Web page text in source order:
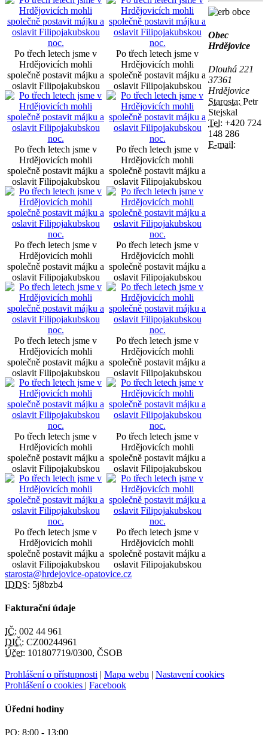
Po třech letech jsme v
Hrdějovicích mohli
společně postavit májku a
oslavit Filipojakubskou
noc.
Po třech letech jsme v
Hrdějovicích mohli
společně postavit májku a
oslavit Filipojakubskou
noc.
Po třech letech jsme v
Hrdějovicích mohli
společně postavit májku a
oslavit Filipojakubskou
noc.
Po třech letech jsme v
Hrdějovicích mohli
společně postavit májku a
oslavit Filipojakubskou
noc.
Po třech letech jsme v
Hrdějovicích mohli
společně postavit májku a
oslavit Filipojakubskou
noc.
Po třech letech jsme v
Hrdějovicích mohli
společně postavit májku a
oslavit Filipojakubskou
noc.
Po třech letech jsme v
Hrdějovicích mohli
společně postavit májku a
oslavit Filipojakubskou
noc.
Po třech letech jsme v
Hrdějovicích mohli
společně postavit májku a
oslavit Filipojakubskou
noc.
Po třech letech jsme v
Hrdějovicích mohli
společně postavit májku a
oslavit Filipojakubskou
noc.
Po třech letech jsme v
Hrdějovicích mohli
společně postavit májku a
oslavit Filipojakubskou
noc.
Po třech letech jsme v
Hrdějovicích mohli
společně postavit májku a
oslavit Filipojakubskou
noc.
Po třech letech jsme v
Hrdějovicích mohli
společně postavit májku a
oslavit Filipojakubskou
Obec
Hrdějovice
Dlouhá 221
37361
Hrdějovice
Starosta: Petr
Stejskal
Tel: +420 724
148 286
E-mail:
starosta@hrdejovice-opatovice.cz
IDDS: 5j8bzb4
Fakturační údaje
IČ: 002 44 961
DIČ: CZ00244961
Účet: 101807719/0300, ČSOB
Prohlášení o přístupnosti | Mapa webu | Nastavení cookies
Prohlášení o cookies | Facebook
Úřední hodiny
PO: 8:00 - 13:00